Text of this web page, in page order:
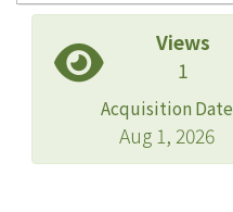
Views
1
Acquisition Date
Aug 1, 2026